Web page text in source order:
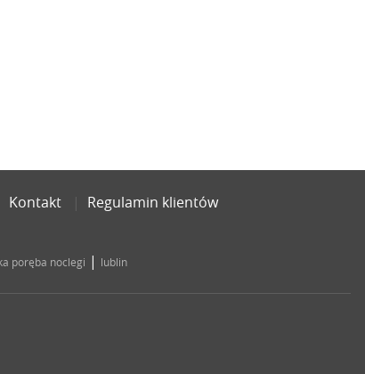
Kontakt Regulamin klientów
poręba noclegi | lublin